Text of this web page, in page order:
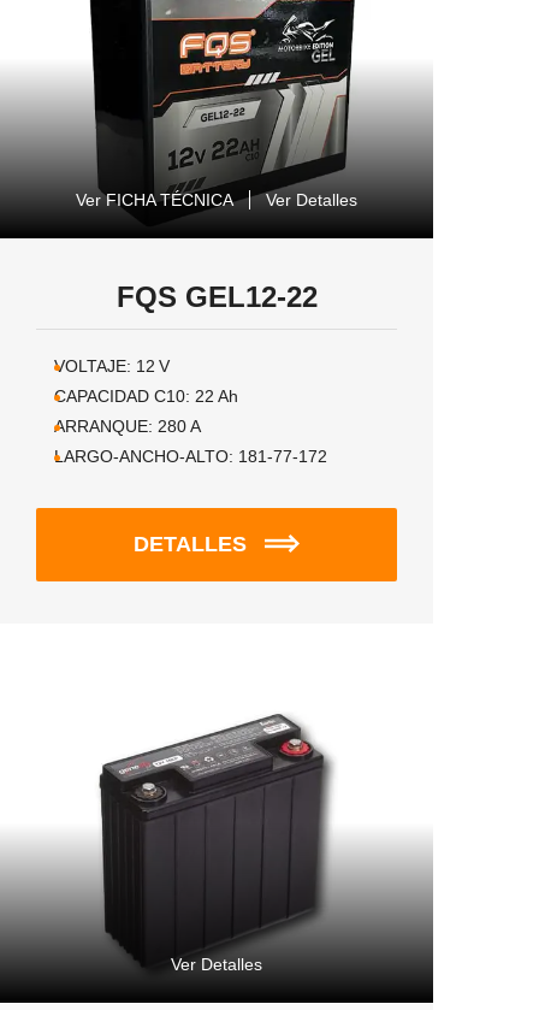
Ver FICHA TÉCNICA Ver Detalles
FQS GEL12-22
VOLTAJE: 12 V
CAPACIDAD C10: 22 Ah
ARRANQUE: 280A
LARGO-ANCHO-ALTO: 181-77-172
DETALLES
Ver Detalles